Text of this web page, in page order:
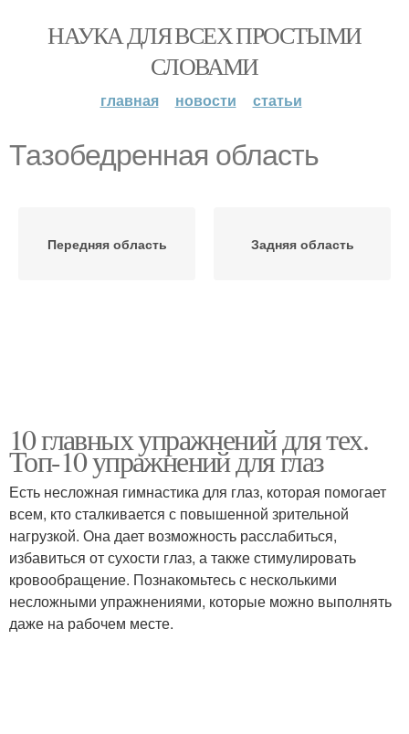
НАУКА ДЛЯ ВСЕХ ПРОСТЫМИ
СЛОВАМИ
главная новости статьи
Тазобедренная область
Передняя область Задняя область
10 главных упражнений для тех.
Топ-10 упражнений для глаз
Есть несложная гимнастика для глаз, которая помогает
всем, кто сталкивается с повышенной зрительной
нагрузкой. Она дает возможность расслабиться,
избавиться от сухости глаз, а также стимулировать
кровообращение. Познакомьтесь с несколькими
несложными упражнениями, которые можно выполнять
даже на рабочем месте.